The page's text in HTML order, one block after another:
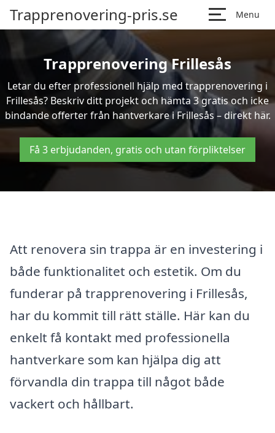
Trapprenovering-pris.se Menu
Trapprenovering Frillesås
Letar du efter professionell hjälp med trapprenovering i
Frillesås? Beskriv ditt projekt och hämta 3 gratis och icke
bindande offerter från hantverkare i Frillesås – direkt här.
Få 3 erbjudanden, gratis och utan förpliktelser
Att renovera sin trappa är en investering i
både funktionalitet och estetik. Om du
funderar på trapprenovering i Frillesås,
har du kommit till rätt ställe. Här kan du
enkelt få kontakt med professionella
hantverkare som kan hjälpa dig att
förvandla din trappa till något både
vackert och hållbart.